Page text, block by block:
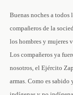
Buenas noches a todos
compañeros de la
los hombres y mujeres
Los compañeros ya
nosotros, el Ejército
armas. Como es sabido